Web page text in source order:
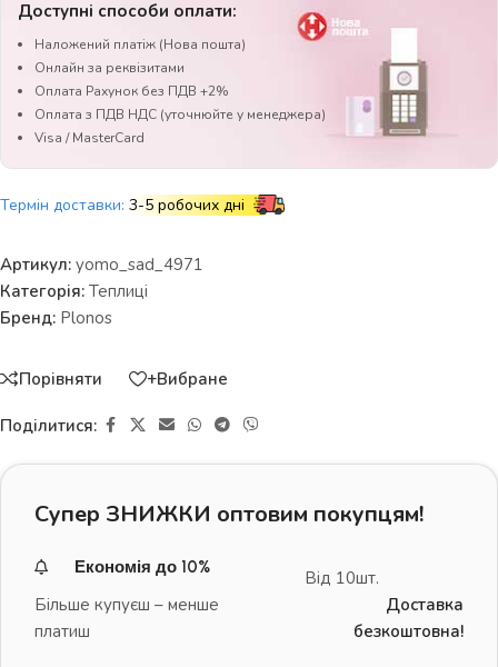
Доступні способи оплати:
Наложений платіж (Нова пошта)
Онлайн за реквізитами
Оплата Рахунок без ПДВ +2%
Оплата з ПДВ НДС (уточнюйте у менеджера)
Visa / MasterCard
Термін доставки: 3-5 робочих дні
Артикул: yomo_sad_4971
Категорія: Теплиці
Бренд: Plonos
Порівняти +Вибране
Поділитися:
Супер ЗНИЖКИ оптовим покупцям!
Економія до 10%
Більше купуєш – менше
платиш
Від 10шт.
Доставка
безкоштовна!